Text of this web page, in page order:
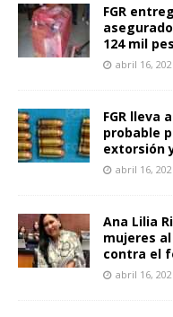
FGR
124 mil
abril 16,
FGR lleva
probable
extorsión
abril 16,
Ana Lilia
mujeres
contra el
abril 16,